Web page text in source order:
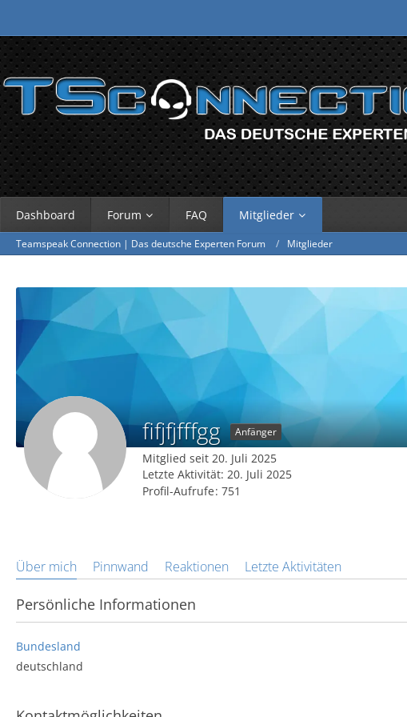
Dashboard Forum FAQ Mitglieder
Teamspeak Connection | Das deutsche Experten Forum Mitglieder
fifjfjfffgg Anfänger
Mitglied seit 20. Juli 2025
Letzte Aktivität: 20. Juli 2025
Profil-Aufrufe 751
Über mich Pinnwand Reaktionen Letzte Aktivitäten
Persönliche Informationen
Bundesland
deutschland